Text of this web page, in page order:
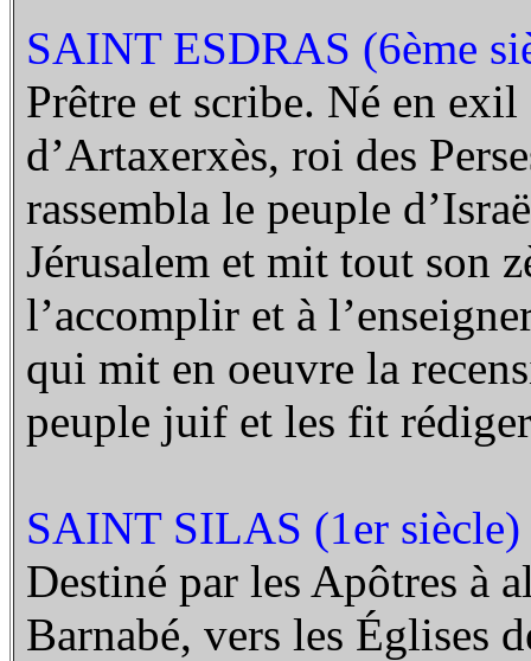
SAINT ESDRAS (6ème
Prêtre et scribe. Né en
d’Artaxerxès, roi des
rassembla le peuple
Jérusalem et mit tout son
l’accomplir et à
qui mit en oeuvre la
peuple juif et les fit
SAINT SILAS (1er siècle)
Destiné par les Apôtres à
Barnabé, vers les Églises